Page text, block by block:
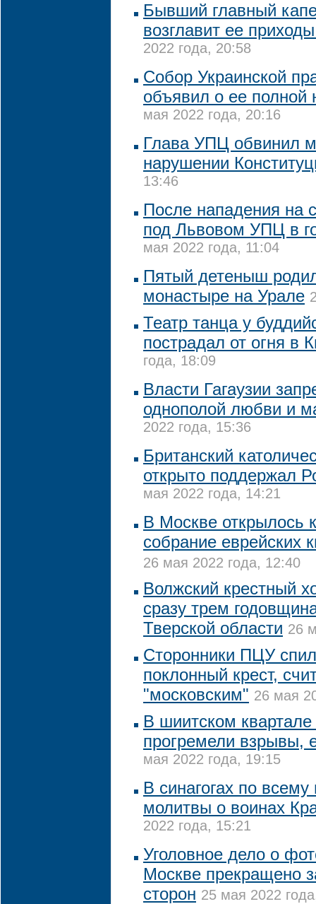
Бывший главный
возглавит ее
2022 года, 20:58
Собор Украинской
объявил о ее полной
мая 2022 года, 20:16
Глава УПЦ обвинил
нарушении
13:46
После нападения на
под Львовом УПЦ в
мая 2022 года, 11:04
Пятый детеныш
монастыре на Урале
Театр танца у
пострадал от огня в
года, 18:09
Власти Гагаузии
однополой любви и
2022 года, 15:36
Британский
открыто поддержал
мая 2022 года, 14:21
В Москве открылось
собрание еврейских
26 мая 2022 года, 12:40
Волжский крестный
сразу трем
Тверской области 26
Сторонники ПЦУ
поклонный крест,
"московским" 26 мая
В шиитском
прогремели взрывы,
мая 2022 года, 19:15
В синагогах по
молитвы о воинах
2022 года, 15:21
Уголовное дело о
Москве прекращено
сторон 25 мая 2022